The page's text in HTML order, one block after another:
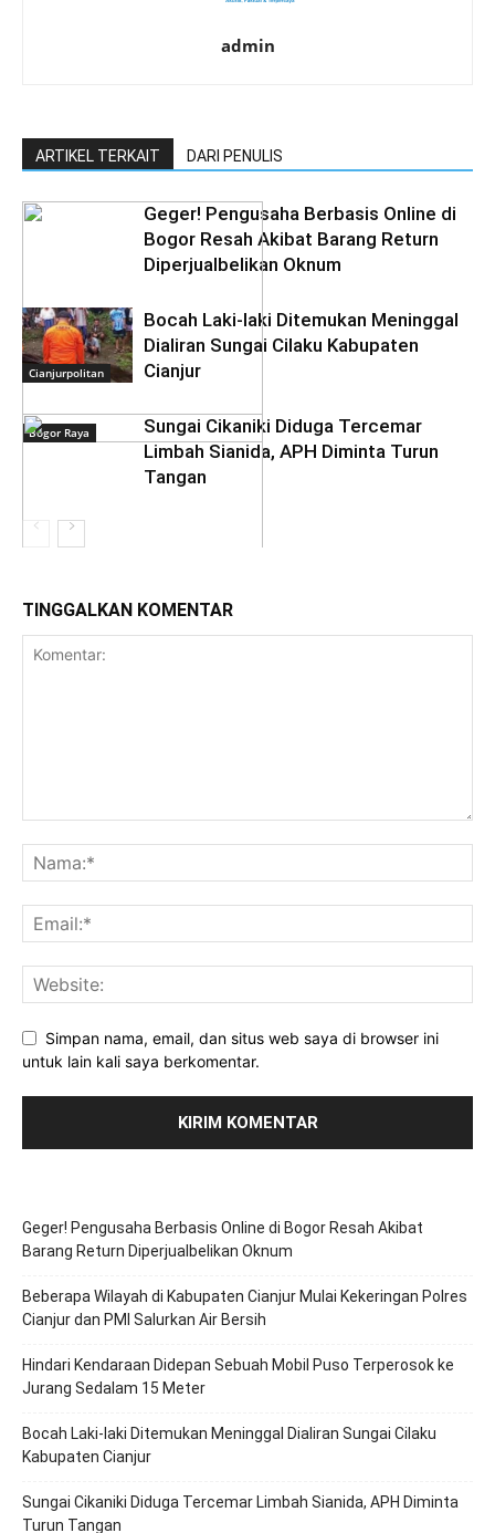
admin
ARTIKEL TERKAIT DARI PENULIS
Bogor Raya
Geger! Pengusaha Berbasis Online di
Bogor Resah Akibat Barang Return
Diperjualbelikan Oknum
Cianjurpolitan
Bocah Laki-laki Ditemukan Meninggal
Dialiran Sungai Cilaku Kabupaten
Cianjur
Sungai Cikaniki Diduga Tercemar
Limbah Sianida, APH Diminta Turun
Tangan
TINGGALKAN KOMENTAR
Simpan nama, email, dan situs web saya di browser ini
untuk lain kali saya berkomentar.
Geger! Pengusaha Berbasis Online di Bogor Resah Akibat
Barang Return Diperjualbelikan Oknum
Beberapa Wilayah di Kabupaten Cianjur Mulai Kekeringan Polres
Cianjur dan PMI Salurkan Air Bersih
Hindari Kendaraan Didepan Sebuah Mobil Puso Terperosok ke
Jurang Sedalam 15 Meter
Bocah Laki-laki Ditemukan Meninggal Dialiran Sungai Cilaku
Kabupaten Cianjur
Sungai Cikaniki Diduga Tercemar Limbah Sianida, APH Diminta
Turun Tangan